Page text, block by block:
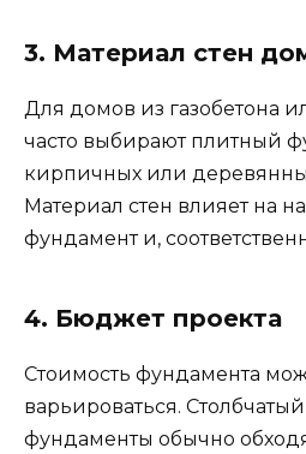
3. Материал стен
Для домов из газобетона
часто выбирают плитный
кирпичных или
Материал стен влияет на
фундамент и,
4. Бюджет проекта
Стоимость фундамента
варьироваться.
фундаменты обычно